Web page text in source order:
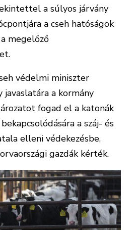
a súlyos járvány
a cseh hatóságok
megelőző
védelmi miniszter
a kormány
fogad el a katonák
a száj- és
elleni védekezésbe,
gazdák kérték.